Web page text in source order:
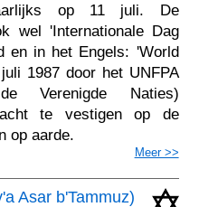
op 11 juli. De
wel 'Internationale Dag
en in het Engels: 'World
1987 door het UNFPA
Verenigde Naties)
te vestigen op de
op aarde.
Meer >>
Asar b'Tammuz)